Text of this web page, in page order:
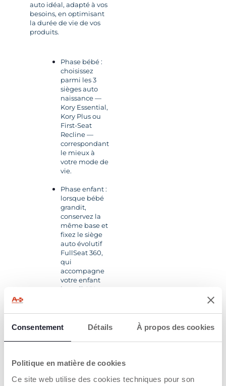
Consentement Détails À propos des cookies
Politique en matière de cookies
Ce site web utilise des cookies techniques pour son
auto idéal, adapté à vos
besoins, en optimisant
la durée de vie de vos
produits.
Phase bébé :
choisissez
parmi les 3
sièges auto
naissance —
Kory Essential,
Kory Plus ou
First-Seat
Recline —
correspondant
le mieux à
votre mode de
vie.
Phase enfant :
lorsque bébé
grandit,
conservez la
même base et
fixez le siège
auto évolutif
FullSeat 360,
qui
accompagne
votre enfant
jusqu’à 150
(environ 4
ans), il se
véritable
utilisé sans la
plus grands.